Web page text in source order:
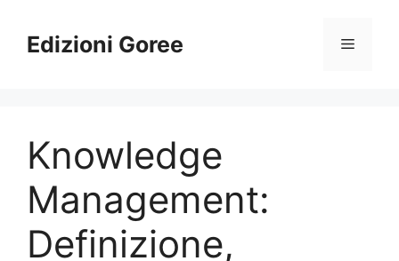
contenuto
Edizioni Goree Menu
Knowledge
Management:
Definizione,